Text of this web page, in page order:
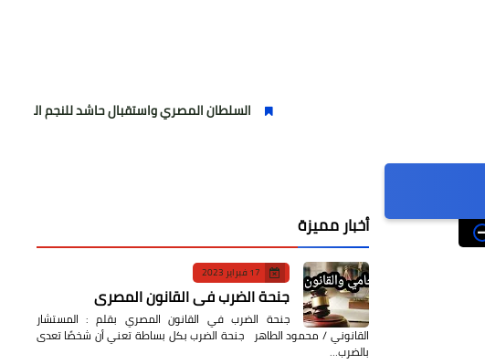
السلطان المصري واستقبال حاشد للنجم المصري
أخبار مميزة
17 فبراير 2023
جنحة الضرب في القانون المصري
جنحة الضرب في القانون المصري بقلم : المستشار
القانوني / محمود الطاهر جنحة الضرب بكل بساطة تعني أن شخصًا تعدى
بالضرب…